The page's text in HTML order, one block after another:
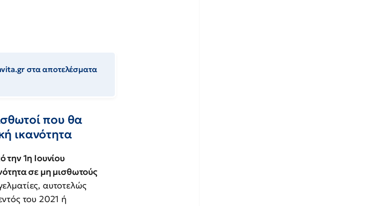
στα αποτελέσματα
που θα
ικανότητα
την 1η Ιουνίου
σε μη μισθωτούς
αυτοτελώς
του 2021 ή